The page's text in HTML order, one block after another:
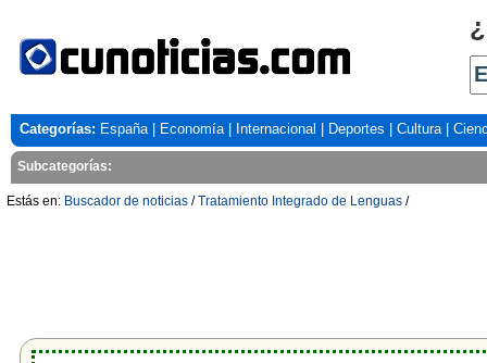
Categorías: España| Economía| Internacional Deportes Cultura|
Subcategorías:
Estás en: Buscador de noticias /Tratamiento Integrado de Lenguas /